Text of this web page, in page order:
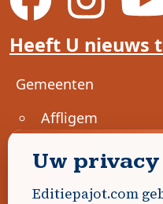
Heeft U nieuws
Voet
Gemeenten
Affligem
Asse
Beersel
Uw
Editiepajot.com